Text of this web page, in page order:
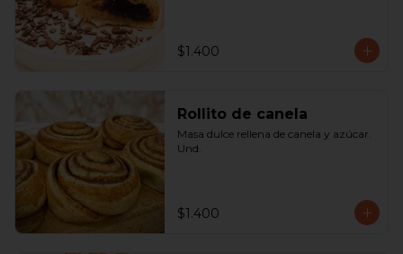
$1.400
Rollito de canela
Masa dulce rellena de canela y azúcar.
Und.
$1.400